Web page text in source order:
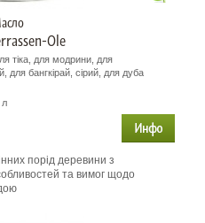
Ole
тіка, для модрини, для
бангкірай, сірий, для дуба
л
порід деревини з
та вимог щодо